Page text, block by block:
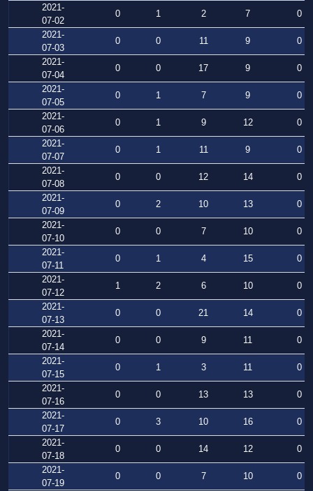
2021-
07-02
0 1 2 7
0
2021-
07-03
0 0 11 9
0
2021-
07-04
0 0 17 9
0
2021-
07-05
0 1 7 9
0
2021-
07-06
0 1 9 12
0
2021-
07-07
0 1 11 9
0
2021-
07-08
0 0 12 14
0
2021-
07-09
0 2 10 13
0
2021-
07-10
0 0 7 10
0
2021-
07-11
0 1 4 15
0
2021-
07-12
1 2 6 10
0
2021-
07-13
0 0 21 14
0
2021-
07-14
0 0 9 11
0
2021-
07-15
0 1 3 11
0
2021-
07-16
0 0 13 13
0
2021-
07-17
0 3 10 16
0
2021-
07-18
0 0 14 12
0
2021-
07-19
0 0 7 10
0